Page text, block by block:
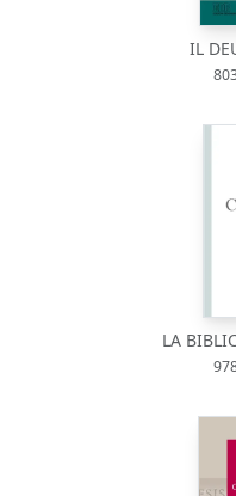
IL
LA